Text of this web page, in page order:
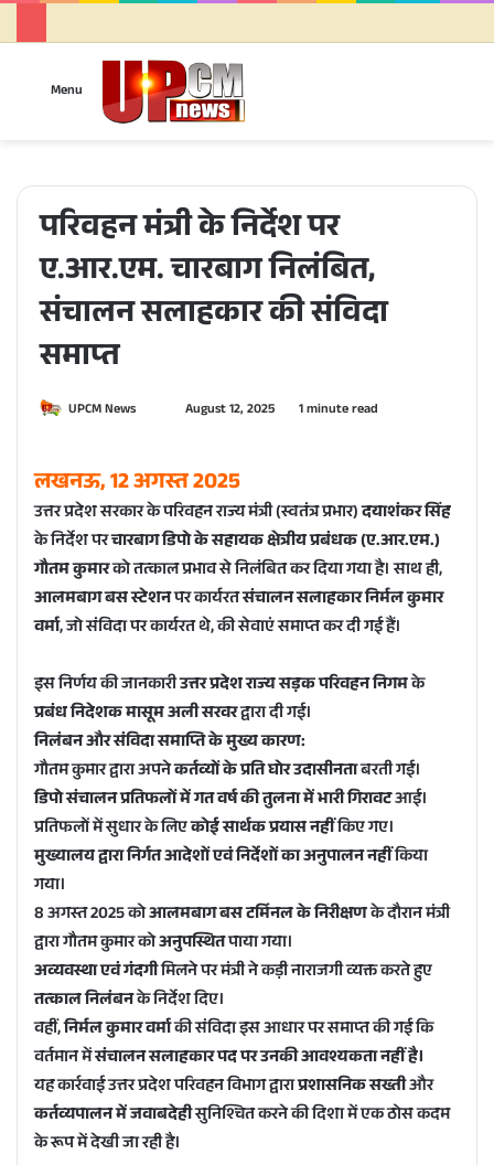
Menu
परिवहन मंत्री के निर्देश पर
ए.आर.एम. चारबाग निलंबित,
संचालन सलाहकार की संविदा
समाप्त
UPCM News
d
a
n
e
m
a
l
August 12, 2025 1 minute read
लखनऊ, 12 अगस्त 2025
उत्तर प्रदेश सरकार के परिवहन राज्य मंत्री (स्वतंत्र प्रभार)दयाशंकर सिंह
के निर्देश परचारबाग डिपो के सहायक क्षेत्रीय प्रबंधक (ए.आर.एम.)
गौतम कुमारको तत्काल प्रभाव से निलंबित कर दिया गया है। साथ ही,
आलमबाग बस स्टेशनपर कार्यरतसंचालन सलाहकार निर्मल कुमार
वर्मा, जो संविदा पर कार्यरत थे, की सेवाएं समाप्त कर दी गई हैं।
इस निर्णय की जानकारीउत्तर प्रदेश राज्य सड़क परिवहन निगमके
प्रबंध निदेशक मासूम अली सरवरद्वारा दी गई।
निलंबन और संविदा समाप्ति के मुख्य कारण:
गौतम कुमार द्वारा अपनेकर्तव्यों के प्रति घोर उदासीनताबरती गई।
डिपो संचालन प्रतिफलों में गत वर्ष की तुलना में भारी गिरावटआई।
प्रतिफलों में सुधार के लिएकोई सार्थक प्रयास नहींकिए गए।
मुख्यालय द्वारा निर्गत आदेशों एवं निर्देशों का अनुपालन नहींकिया
गया।
8 अगस्त 2025 कोआलमबाग बस टर्मिनल के निरीक्षणके दौरान मंत्री
द्वारा गौतम कुमार कोअनुपस्थितपाया गया।
अव्यवस्था एवं गंदगीमिलने पर मंत्री ने कड़ी नाराजगी व्यक्त करते हुए
तत्काल निलंबनके निर्देश दिए।
वहीं,निर्मल कुमार वर्माकी संविदा इस आधार पर समाप्त की गई कि
वर्तमान मेंसंचालन सलाहकार पद पर उनकी आवश्यकता नहीं है।
यह कार्रवाई उत्तर प्रदेश परिवहन विभाग द्वाराप्रशासनिक सख्तीऔर
कर्तव्यपालन में जवाबदेहीसुनिश्चित करने की दिशा में एक ठोस कदम
के रूप में देखी जा रही है।